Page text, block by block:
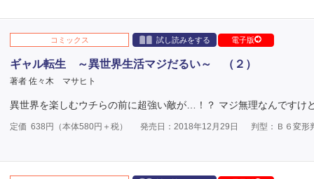
コミックス 試し読みをする 電子版
ギャル転生 ～異世界生活マジだるい～ （２）
著者 佐々木 マサヒト
異世界を楽しむウチらの前に超強い敵が…！？ マジ無理なんですけ
定価 638 円（本体580円＋税） 発売日：2018年12月29日 判型：Ｂ６変形